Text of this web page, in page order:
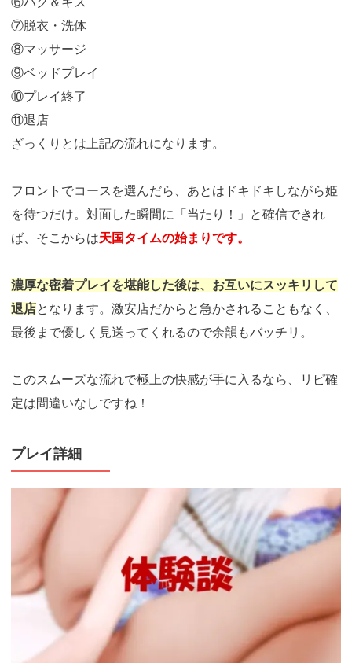
⑦脱衣・洗体
⑧マッサージ
⑨ベッドプレイ
⑩プレイ終了
⑪退店
ざっくりとは上記の流れになります。
フロントでコースを選んだら、あとはドキドキしながら姫
を待つだけ。対面した瞬間に「当たり！」と確信できれ
ば、そこからは天国タイムの始まりです。
濃厚な密着プレイを堪能した後は、お互いにスッキリして
退店となります。激安店だからと急かされることもなく、
最後まで優しく見送ってくれるので余韻もバッチリ。
このスムーズな流れで極上の快感が手に入るなら、リピ確
定は間違いなしですね！
プレイ詳細